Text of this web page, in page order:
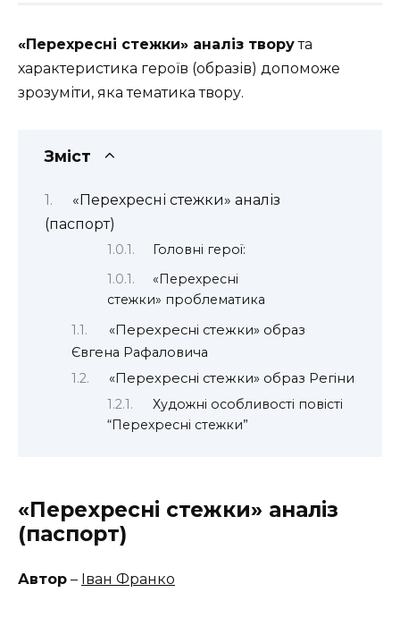
«Перехресні стежки» аналіз творута
характеристика героїв (образів) допоможе
зрозуміти, яка тематика твору.
Зміст
«Перехресні стежки» аналіз
(паспорт)
Головні герої:
«Перехресні
стежки» проблематика
«Перехресні стежки» образ
Євгена Рафаловича
«Перехресні стежки» образ Регіни
Художні особливості повісті
“Перехресні стежки”
«Перехресні стежки» аналіз
(паспорт)
Автор – Іван Франко